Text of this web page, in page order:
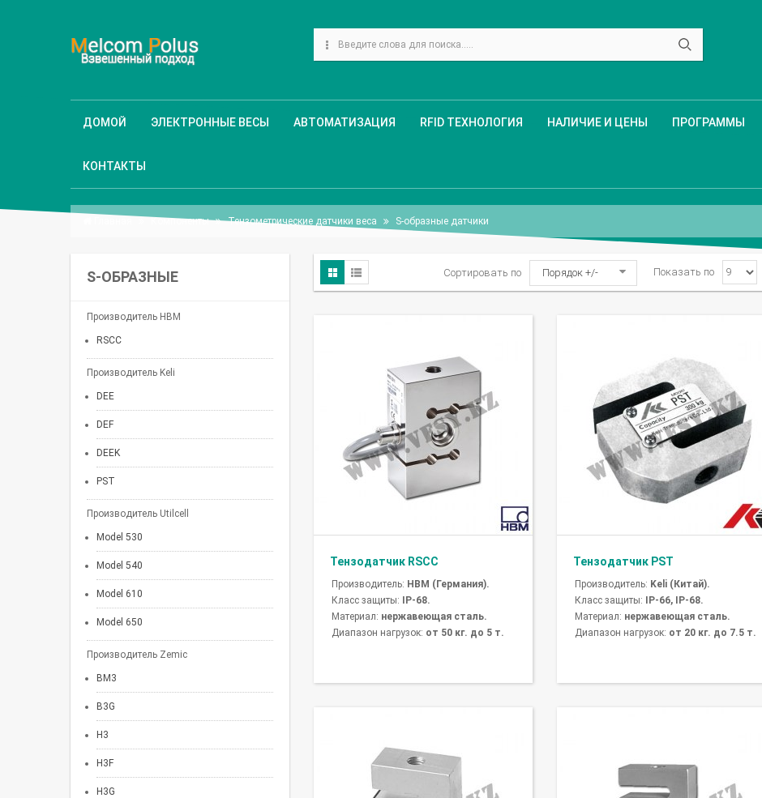
ДОМОЙ ЭЛЕКТРОННЫЕ ВЕСЫ АВТОМАТИЗАЦИЯ RFID ТЕХНОЛОГИЯ НАЛИЧИЕ И ЦЕНЫ ПРОГРАММЫ
КОНТАКТЫ
Компоненты Тензометрические датчики веса S-образные датчики
S-ОБРАЗНЫЕ
Производитель HBM
RSCC
Производитель Keli
DEE
DEF
DEEK
PST
Производитель Utilcell
Model 530
Model 540
Model 610
Model 650
Производитель Zemic
BM3
B3G
H3
H3F
H3G
Сортировать по Порядок +/- Показать по
Тензодатчик RSCC
Производитель: HBM (Германия).
Класс защиты:
IP-68.
Материал: нержавеющая сталь.
Диапазон нагрузок: от 50 кг. до 5 т.
Тензодатчик PST
Производитель: Keli (Китай).
Класс защиты:
IP-66, IP-68.
Материал: нержавеющая сталь.
Диапазон нагрузок: от 20 кг. до 7.5 т.